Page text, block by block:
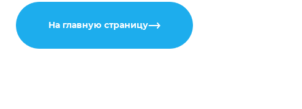
На главную страницу